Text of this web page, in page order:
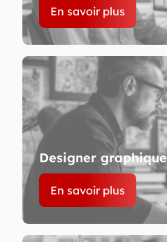
En savoir plus
Designer graphique
En savoir plus